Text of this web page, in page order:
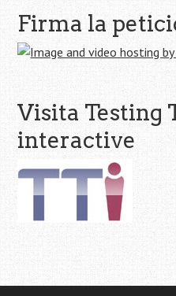
Firma la
Visita Testing
interactive